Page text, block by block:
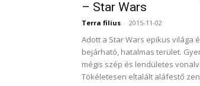
– Star Wars
Terra filius - 2015-11-02
Adott a Star Wars epikus világa
bejárható, hatalmas terület.
mégis szép és lendületes
Tökéletesen eltalált aláfestő